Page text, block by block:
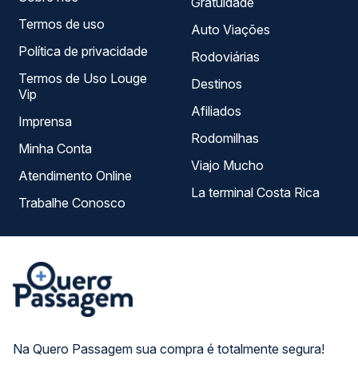
Na Quero Passagem sua compra é totalmente segura!
Termos de uso
Política de privacidade
Termos de Uso Louge
Vip
Imprensa
Minha Conta
Atendimento Online
Trabalhe Conosco
Auto Viações
Rodoviárias
Destinos
Afiliados
Rodomilhas
Viajo Mucho
La terminal Costa Rica